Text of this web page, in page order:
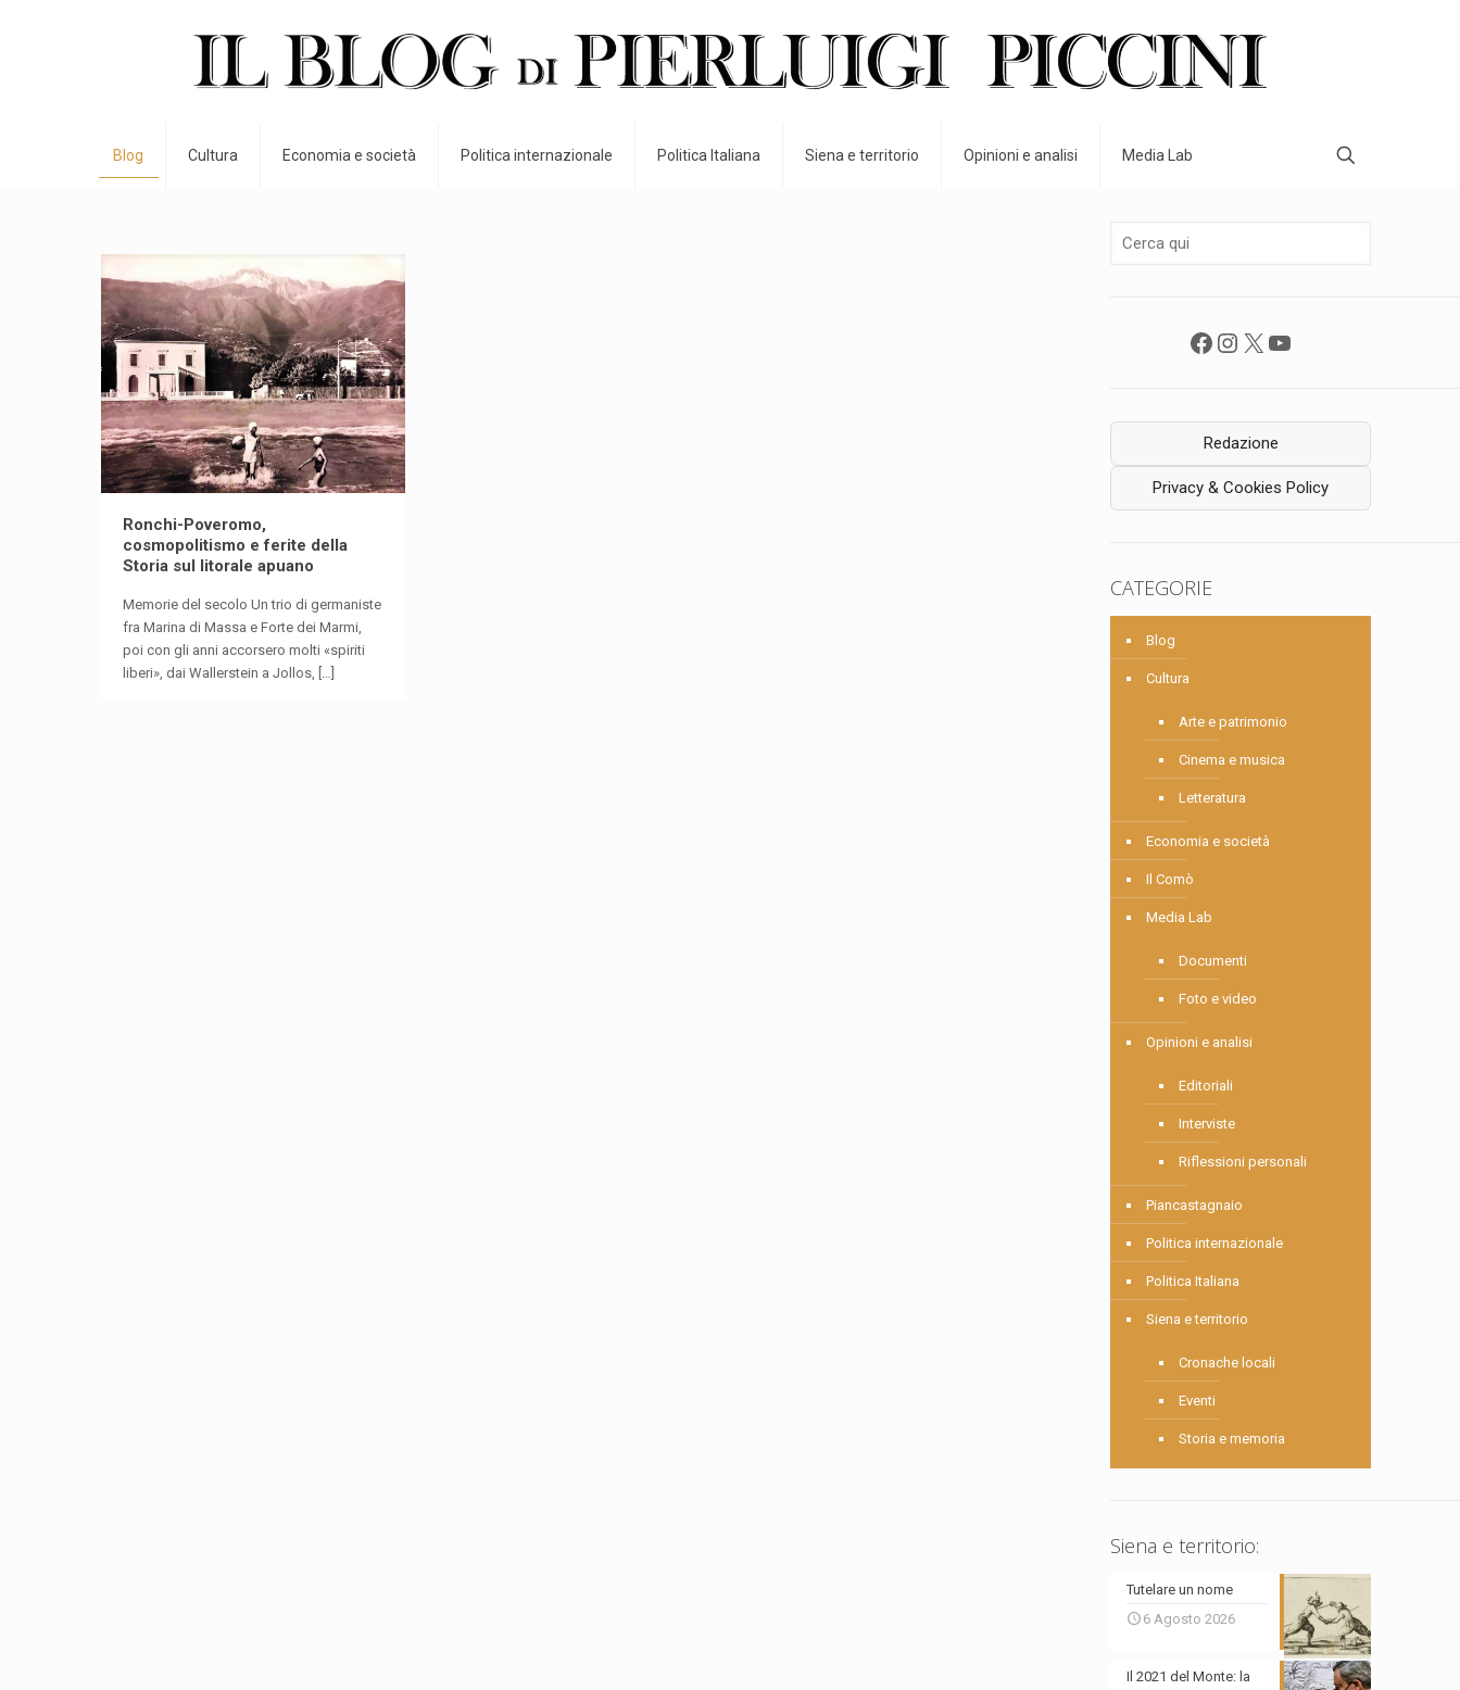
Blog Cultura Economia e società Politica internazionale Politica Italiana Siena e territorio Opinioni e analisi Media Lab
Ronchi-Poveromo,
cosmopolitismo e ferite della
Storia sul litorale apuano
Memorie del secolo Un trio di germaniste
fra Marina di Massa e Forte dei Marmi,
poi con gli anni accorsero molti «spiriti
liberi», dai Wallerstein a Jollos, […]
Facebook
Instagram
X YouTube
Redazione
Privacy & Cookies Policy
CATEGORIE
Blog
Cultura
Arte e patrimonio
Cinema e musica
Letteratura
Economia e società
Il Comò
Media Lab
Documenti
Foto e video
Opinioni e analisi
Editoriali
Interviste
Riflessioni personali
Piancastagnaio
Politica internazionale
Politica Italiana
Siena e territorio
Cronache locali
Eventi
Storia e memoria
Siena e territorio:
Tutelare un nome
6 Agosto 2026
Il 2021 del Monte: la